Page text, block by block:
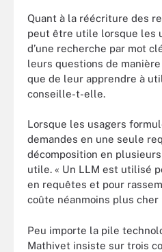
Quant à la réécriture des
peut être utile lorsque les
d’une recherche par mot
leurs questions de
que de leur apprendre à
conseille-t-elle.
Lorsque les usagers
demandes en une seule
décomposition en
utile. « Un LLM est utilisé
en requêtes et pour
coûte néanmoins plus
Peu importe la pile
Mathivet insiste sur trois